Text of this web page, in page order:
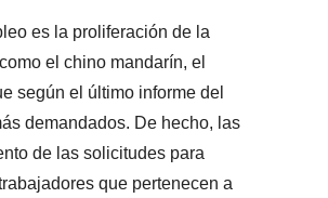
es la proliferación de la
el chino mandarín, el
según el último informe del
demandados. De hecho, las
de las solicitudes para
que pertenecen a